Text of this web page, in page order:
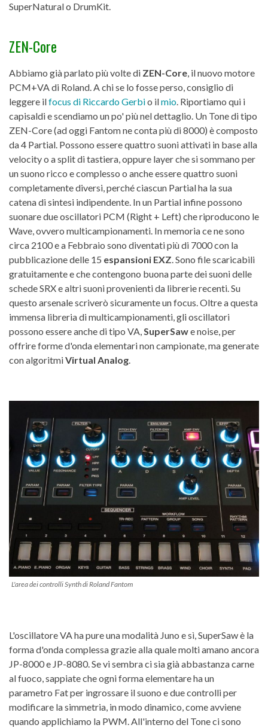
SuperNatural o DrumKit.
ZEN-Core
Abbiamo già parlato più volte di ZEN-Core, il nuovo motore
PCM+VA di Roland. A chi se lo fosse perso, consiglio di
leggere ilfocus di Riccardo Gerbio ilmio. Riportiamo qui i
capisaldi e scendiamo un po' più nel dettaglio. Un Tone di tipo
ZEN-Core (ad oggi Fantom ne conta più di 8000) è composto
da 4 Partial. Possono essere quattro suoni attivati in base alla
velocity o a split di tastiera, oppure layer che si sommano per
un suono ricco e complesso o anche essere quattro suoni
completamente diversi, perché ciascun Partial ha la sua
catena di sintesi indipendente. In un Partial infine possono
suonare due oscillatori PCM (Right + Left) che riproducono le
Wave, ovvero multicampionamenti. In memoria ce ne sono
circa 2100 e a Febbraio sono diventati più di 7000 con la
pubblicazione delle 15 espansioni EXZ. Sono file scaricabili
gratuitamente e che contengono buona parte dei suoni delle
schede SRX e altri suoni provenienti da librerie recenti. Su
questo arsenale scriverò sicuramente un focus. Oltre a questa
immensa libreria di multicampionamenti, gli oscillatori
possono essere anche di tipo VA,SuperSawe noise, per
offrire forme d'onda elementari non campionate, ma generate
con algoritmiVirtual Analog.
L'area dei controlli Synth di Roland Fantom
L'oscillatore VA ha pure una modalità Juno e sì, SuperSaw è la
forma d'onda complessa grazie alla quale molti amano ancora
JP-8000 e JP-8080. Se vi sembra ci sia già abbastanza carne
al fuoco, sappiate che ogni forma elementare ha un
parametro Fat per ingrossare il suono e due controlli per
modificare la simmetria, in modo dinamico, come avviene
quando applichiamo la PWM. All'interno del Tone ci sono